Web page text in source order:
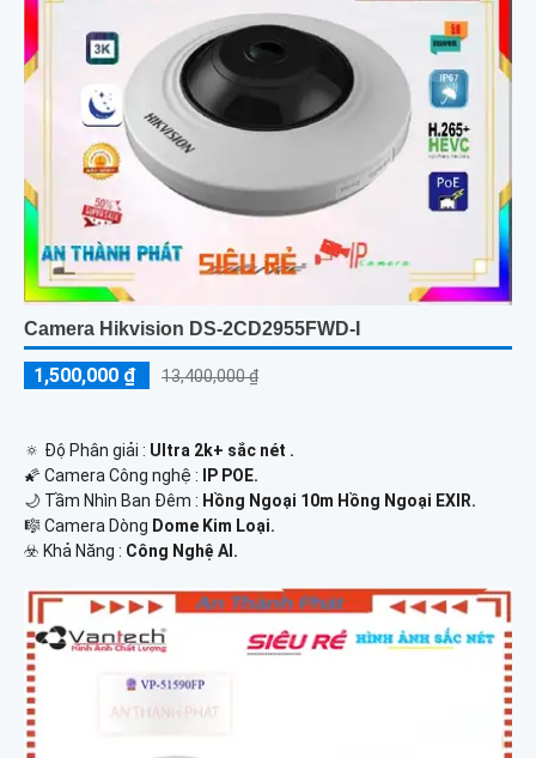
Camera Hikvision DS-2CD2955FWD-I
1,500,000 ₫ 13,400,000 ₫
🔅 Độ Phân giải : Ultra 2k+ sắc nét .
🌠 Camera Công nghệ :
IP POE.
🌙 Tầm Nhìn Ban Đêm : Hồng Ngoại 10m Hồng Ngoại EXIR.
🎼️ Camera Dòng Dome Kim Loại.
️☣️ Khả Năng : Công Nghệ AI.